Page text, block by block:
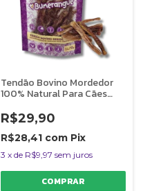
Tendão Bovino Mordedor
100% Natural Para Cães
AlecrimPet
R$29,90
R$28,41 com Pix
3 x de R$9,97 sem juros